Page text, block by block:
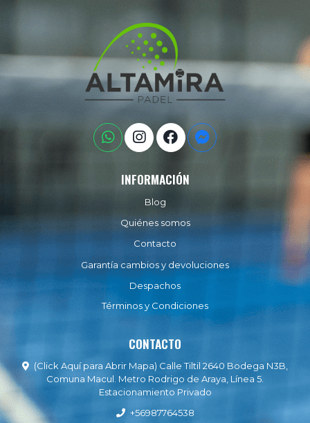
INFORMACIÓN
Blog
Quiénes somos
Contacto
Garantía cambios y devoluciones
Despachos
Términos y Condiciones
CONTACTO
(Click Aquí para Abrir Mapa) Calle Tiltil 2640 Bodega N3B,
Comuna Macul. Metro Rodrigo de Araya, Línea 5.
Estacionamiento Privado
+56987764538